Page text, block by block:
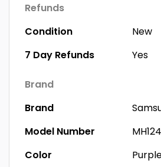
Refunds
Condition
New
7 Day Refunds
Yes
Brand
Brand
Model Number
Color